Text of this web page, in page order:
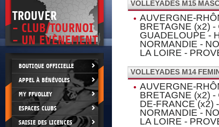
TROUVER
- CLUB/TOURNOI
- UN EVÈNEMENT
BOUTIQUE OFFICIELLE
APPEL À BÉNÉVOLES
MY FFVOLLEY
ESPACES CLUBS
SAISIE DES LICENCES
VOLLEYADES M15
AUVERGNE-
BRETAGNE (x2)
GUADELOUPE -
NORMANDIE -
LA LOIRE -
VOLLEYADES M14
AUVERGNE-
BRETAGNE (x2)
DE-FRANCE (x2)
NORMANDIE -
LA LOIRE -